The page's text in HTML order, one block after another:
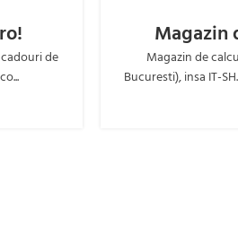
de
Magazin
Magazin de
Bucuresti), insa IT-